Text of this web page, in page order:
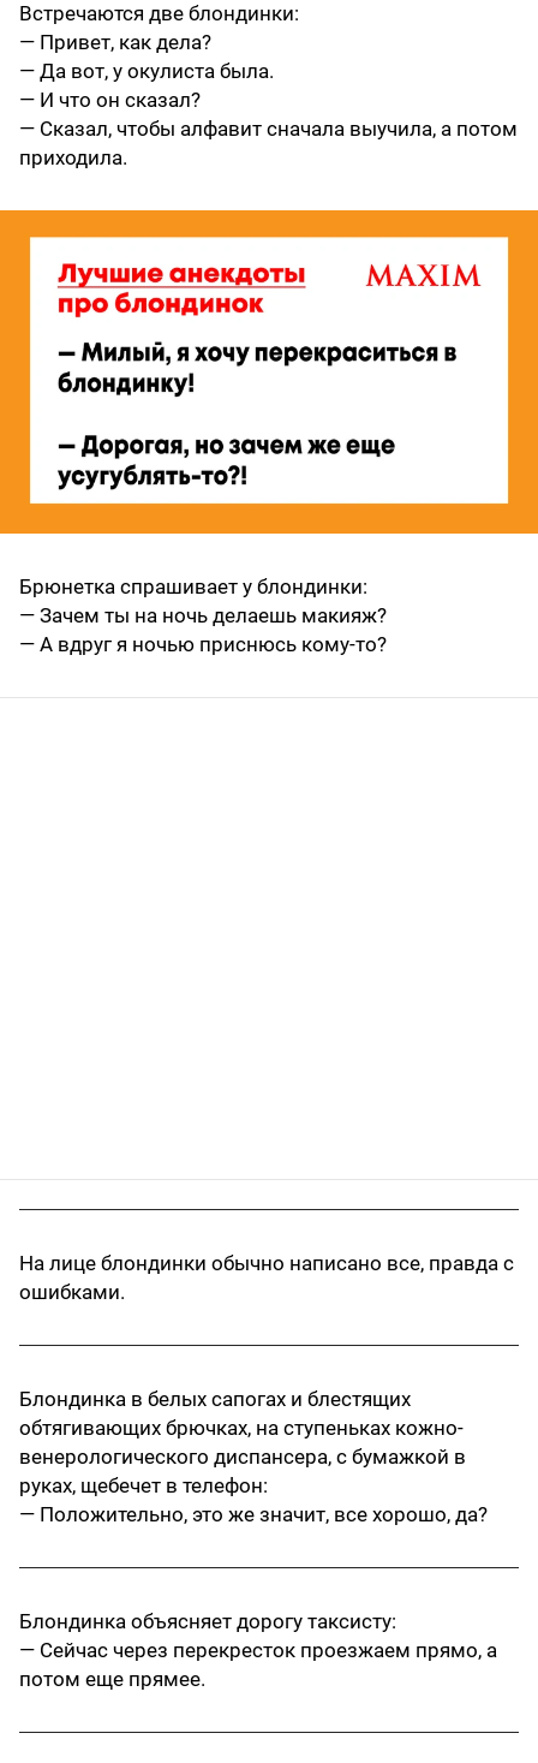
Встречаются две блондинки:
— Привет, как дела?
— Да вот, у окулиста была.
— И что он сказал?
— Сказал, чтобы алфавит сначала выучила, а потом
приходила.
Брюнетка спрашивает у блондинки:
— Зачем ты на ночь делаешь макияж?
— А вдруг я ночью приснюсь кому-то?
На лице блондинки обычно написано все, правда с
ошибками.
Блондинка в белых сапогах и блестящих
обтягивающих брючках, на ступеньках кожно-
венерологического диспансера, с бумажкой в
руках, щебечет в телефон:
— Положительно, это же значит, все хорошо, да?
Блондинка объясняет дорогу таксисту:
— Сейчас через перекресток проезжаем прямо, а
потом еще прямее.